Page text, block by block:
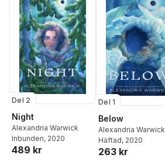
Del 2
Night
Alexandria Warwick
Inbunden, 2020
489 kr
Del 1
Below
Alexandria Warwick
Häftad, 2020
263 kr